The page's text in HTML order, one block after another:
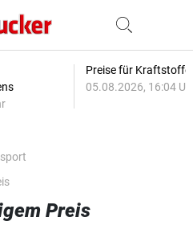
Preise für
05.08.2026, 16:04
Preis